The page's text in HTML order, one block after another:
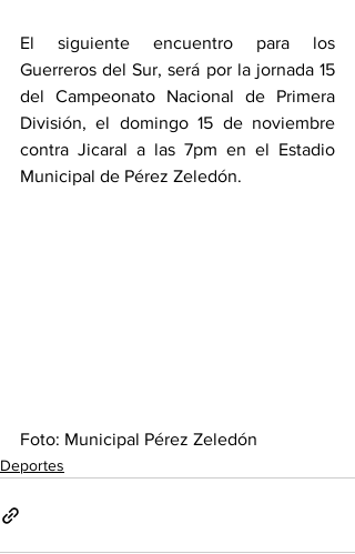
El siguiente encuentro para los
Guerreros del Sur, será por la jornada 15
del Campeonato Nacional de Primera
División, el domingo 15 de noviembre
contra Jicaral a las 7pm en el Estadio
Municipal de Pérez Zeledón.
Foto: Municipal Pérez Zeledón
Deportes